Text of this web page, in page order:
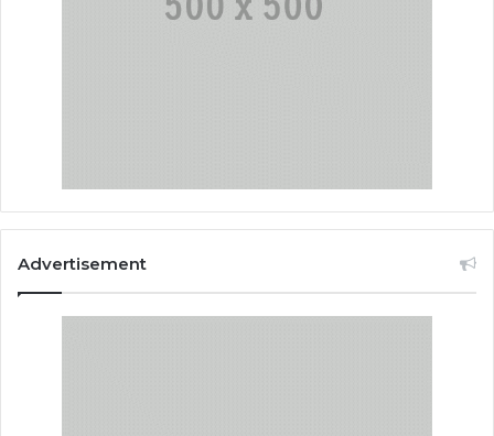
Advertisement